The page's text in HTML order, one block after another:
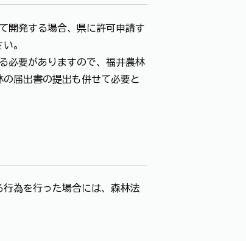
開発する場合、県に許可申請す
。
必要がありますので、福井農林
届出書の提出も併せて必要と
為を行った場合には、森林法